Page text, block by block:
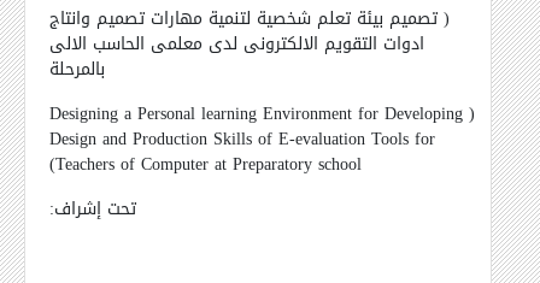
( تصميم بيئة تعلم شخصية لتنمية مهارات تصميم وانتاج
ادوات التقويم الالكترونى لدى معلمى الحاسب الالى
بالمرحلة
(
Designing a Personal learning Environment for Developing
Design and Production Skills of E-evaluation Tools for
Teachers of Computer at Preparatory school
)
تحت إشراف: